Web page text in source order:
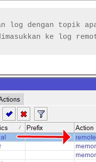
log dengan topik
ke log